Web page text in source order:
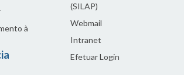
à
(SILAP)
Webmail
Intranet
Efetuar Login